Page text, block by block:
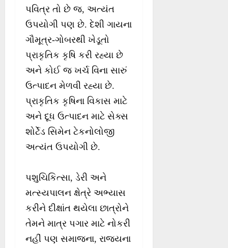
પવિત્ર તો છે જ, અત્યંત
ઉપયોગી પણ છે. દેશી ગાયના
ગૌમૂત્ર-ગોબરથી ખેડૂતો
પ્રાકૃતિક કૃષિ કરી રહ્યા છે
અને કોઈ જ ખર્ચ વિના સારું
ઉત્પાદન મેળવી રહ્યા છે.
પ્રાકૃતિક કૃષિના વિકાસ માટે
અને દૂધ ઉત્પાદન માટે સેક્સ
શોર્ટેડ સિમેન ટેકનોલોજી
અત્યંત ઉપયોગી છે.
પશુચિકિત્સા, ડેરી અને
મત્સ્યપાલન ક્ષેત્રે અભ્યાસ
કરીને દીક્ષાંત થયેલા છાત્રોને
તેમને માત્ર પગાર માટે નોકરી
નહીં પણ સમાજના, રાજ્યના